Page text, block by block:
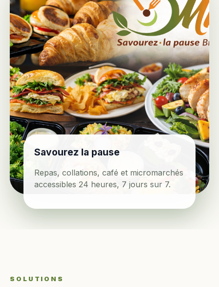
Savourez la pause
Repas, collations, café et micromarchés
accessibles 24 heures, 7 jours sur 7.
SOLUTIONS